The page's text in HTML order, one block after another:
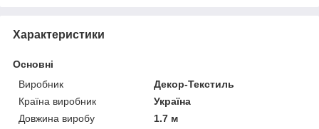
Характеристики
Основні
Виробник
Декор-Текстиль
Країна виробник
Україна
Довжина виробу
1.7 м